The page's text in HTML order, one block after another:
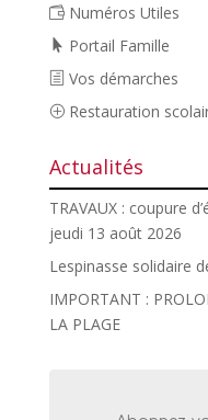
Numéros Utiles
Portail Famille
Vos démarches
Restauration
Actualités
TRAVAUX : coupure
jeudi 13 août 2026
Lespinasse solidaire
IMPORTANT :
LA PLAGE